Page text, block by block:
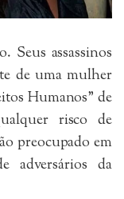
assassinos
de uma mulher
Humanos” de
risco de
preocupado em
adversários da